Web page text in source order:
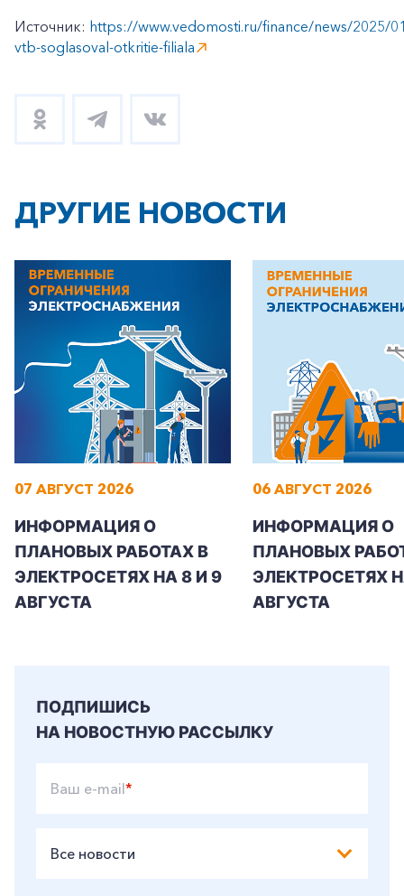
+7-800-700-24-57
Заказать обратный звонок
Частным клиентам
Корпоративным клиентам
Источник: https://www.vedomosti.ru/finance/news/2025/
vtb-soglasoval-otkritie-filiala
ДРУГИЕ НОВОСТИ
07 АВГУСТ 2026
ИНФОРМАЦИЯ О
ПЛАНОВЫХ РАБОТАХ В
ЭЛЕКТРОСЕТЯХ НА 8 И 9
АВГУСТА
06 АВГУСТ 2026
ИНФОРМАЦИЯ О
ПЛАНОВЫХ
ЭЛЕКТРОСЕТЯХ
АВГУСТА
ПОДПИШИСЬ
НА НОВОСТНУЮ РАССЫЛКУ
Ваш e-mail*
Все новости